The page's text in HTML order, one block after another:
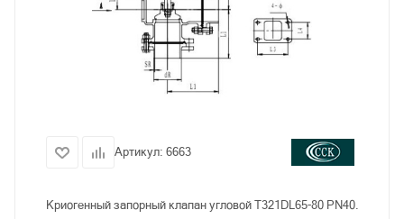
Артикул: 6663
Криогенный запорный клапан угловой T321DL65-80 PN40.